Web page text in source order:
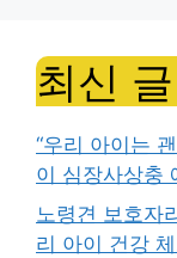
최신 글
“우리 아이는
이 심장사상충
노령견 보호자
리 아이 건강